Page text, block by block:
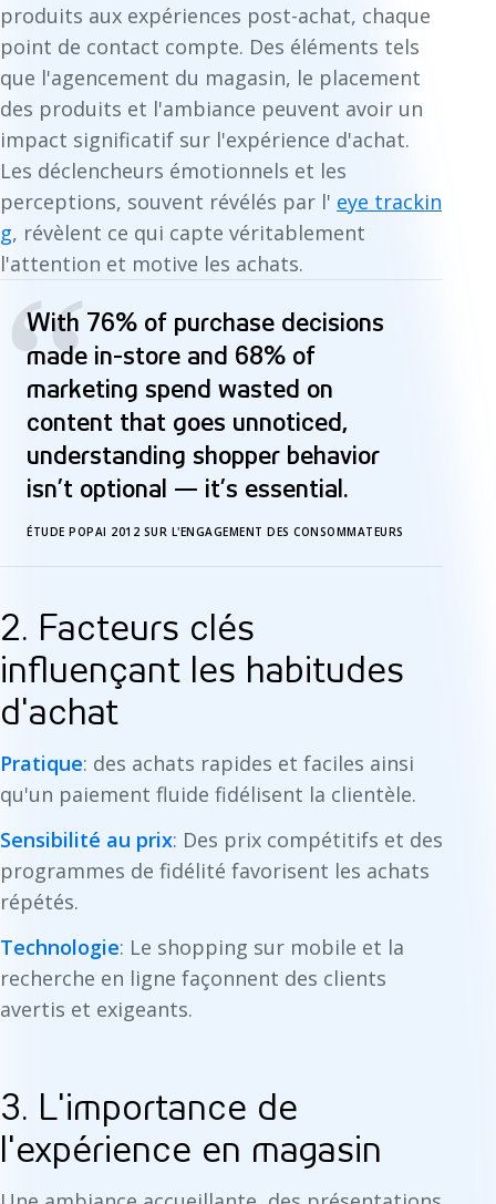
produits aux expériences post-achat, chaque
point de contact compte. Des éléments tels
que l'agencement du magasin, le placement
des produits et l'ambiance peuvent avoir un
impact significatif sur l'expérience d'achat.
Les déclencheurs émotionnels et les
perceptions, souvent révélés par l' eye trackin
g, révèlent ce qui capte véritablement
l'attention et motive les achats.
“
With 76% of purchase decisions
made in-store and 68% of
marketing spend wasted on
content that goes unnoticed,
understanding shopper behavior
isn’t optional — it’s essential.
ÉTUDE POPAI 2012 SUR L'ENGAGEMENT DES CONSOMMATEURS
2. Facteurs clés
influençant les habitudes
d'achat
Pratique: des achats rapides et faciles ainsi
qu'un paiement fluide fidélisent la clientèle.
Sensibilité au prix: Des prix compétitifs et des
programmes de fidélité favorisent les achats
répétés.
Technologie: Le shopping sur mobile et la
recherche en ligne façonnent des clients
avertis et exigeants.
3. L'importance de
l'expérience en magasin